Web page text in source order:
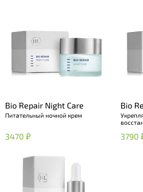
Bio Repair Night Care
Питательный ночной крем
3470 ₽
Bio
Gel
3790